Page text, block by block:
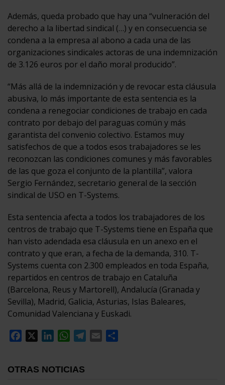
Además, queda probado que hay una “vulneración del
derecho a la libertad sindical (…) y en consecuencia se
condena a la empresa al abono a cada una de las
organizaciones sindicales actoras de una indemnización
de 3.126 euros por el daño moral producido”.
“Más allá de la indemnización y de revocar esta cláusula
abusiva, lo más importante de esta sentencia es la
condena a renegociar condiciones de trabajo en cada
contrato por debajo del paraguas común y más
garantista del convenio colectivo. Estamos muy
satisfechos de que a todos esos trabajadores se les
reconozcan las condiciones comunes y más favorables
de las que goza el conjunto de la plantilla”, valora
Sergio Fernández, secretario general de la sección
sindical de USO en T-Systems.
Esta sentencia afecta a todos los trabajadores de los
centros de trabajo que T-Systems tiene en España que
han visto adendada esa cláusula en un anexo en el
contrato y que eran, a fecha de la demanda, 310. T-
Systems cuenta con 2.300 empleados en toda España,
repartidos en centros de trabajo en Cataluña
(Barcelona, Reus y Martorell), Andalucía (Granada y
Sevilla), Madrid, Galicia, Asturias, Islas Baleares,
Comunidad Valenciana y Euskadi.
Facebook
LinkedInWhatsApp
Telegram
Email
OTRAS NOTICIAS